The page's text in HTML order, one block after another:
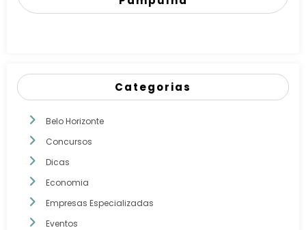
Categorias
Belo Horizonte
Concursos
Dicas
Economia
Empresas Especializadas
Eventos